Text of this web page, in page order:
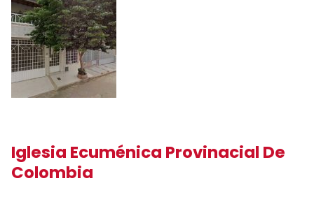
Iglesia Ecuménica Provinacial De
Colombia